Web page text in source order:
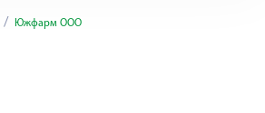
Южфарм ООО